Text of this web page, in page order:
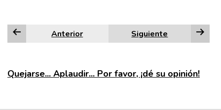
Anterior Siguiente
Quejarse... Aplaudir... Por favor, ¡dé su opinión!